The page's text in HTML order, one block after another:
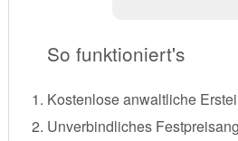
So funktioniert's
Kostenlose anwaltliche
Unverbindliches